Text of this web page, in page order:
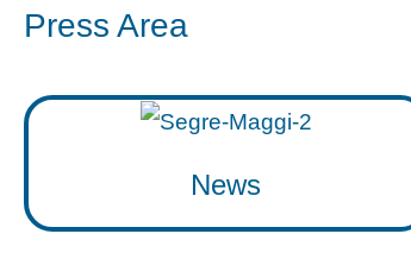
Press Area
News